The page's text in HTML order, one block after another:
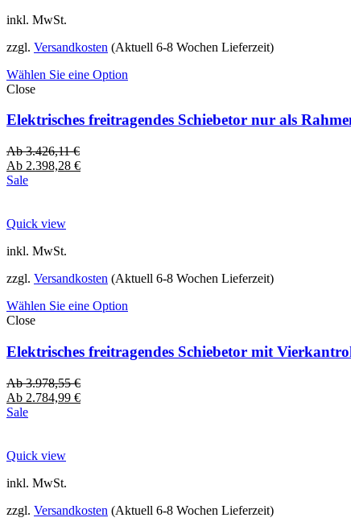
inkl. MwSt.
zzgl. Versandkosten (Aktuell 6-8 Wochen Lieferzeit)
Wählen Sie eine Option
Close
Elektrisches freitragendes Schiebetor nur als
Ab3.426,11€
Ab 2.398,28 €
Sale
Quick view
inkl. MwSt.
zzgl. Versandkosten (Aktuell 6-8 Wochen Lieferzeit)
Wählen Sie eine Option
Close
Elektrisches freitragendes Schiebetor mit
Ab3.978,55€
Ab 2.784,99 €
Sale
Quick view
inkl. MwSt.
zzgl. Versandkosten (Aktuell 6-8 Wochen Lieferzeit)